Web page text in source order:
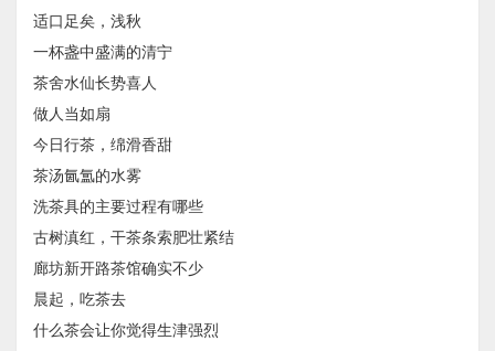
适口足矣，浅秋
一杯盏中盛满的清宁
茶舍水仙长势喜人
做人当如扇
今日行茶，绵滑香甜
茶汤氤氲的水雾
洗茶具的主要过程有哪些
古树滇红，干茶条索肥壮紧结
廊坊新开路茶馆确实不少
晨起，吃茶去
什么茶会让你觉得生津强烈